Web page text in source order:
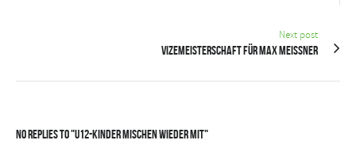
Next post
Vizemeisterschaft für Max Meissner
No Replies to "U12-Kinder mischen wieder mit"